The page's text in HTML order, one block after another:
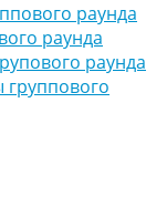
раунда
раунда
раунда